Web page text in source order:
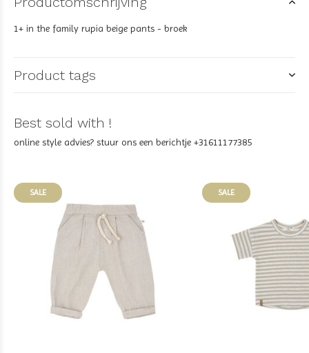
1+ in the family rupia beige pants - broek
Product tags
Best sold with !
online style advies? stuur ons een berichtje +31611177385
SALE SALE